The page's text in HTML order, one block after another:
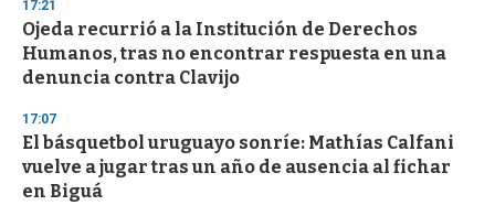
d
s
o
f
3
s
e
c
o
n
17:21
Ojeda recurrió a la Institución de Derechos
Humanos, tras no encontrar respuesta en una
denuncia contra Clavijo
17:07
El básquetbol uruguayo sonríe: Mathías Calfani
vuelve a jugar tras un año de ausencia al fichar
en Biguá